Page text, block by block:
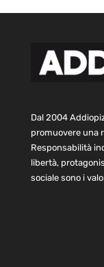
Dal 2004
promuovere una
Responsabilità
libertà,
sociale sono i